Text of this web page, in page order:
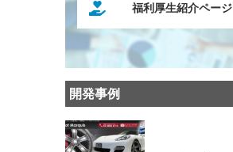
福利厚生紹介ページ
開発事例